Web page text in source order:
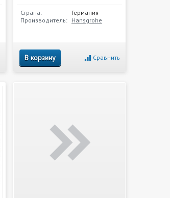
Страна:
Германия
Производитель: Hansgrohe
В корзину Сравнить